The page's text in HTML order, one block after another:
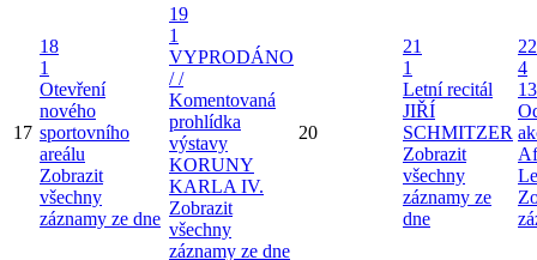
17
18
1
Otevření
nového
sportovního
areálu
Zobrazit
všechny
záznamy ze dne
19
1
VYPRODÁNO
/ /
Komentovaná
prohlídka
výstavy
KORUNY
KARLA IV.
Zobrazit
všechny
záznamy ze dne
20
21
1
Letní recitál
JIŘÍ
SCHMITZER
Zobrazit
všechny
záznamy ze
dne
22
4